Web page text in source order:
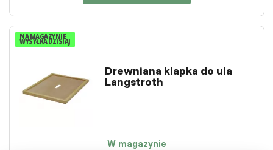
NA MAGAZYNIE
WYSYŁKA DZISIAJ
Drewniana klapka do ula
Langstroth
W magazynie